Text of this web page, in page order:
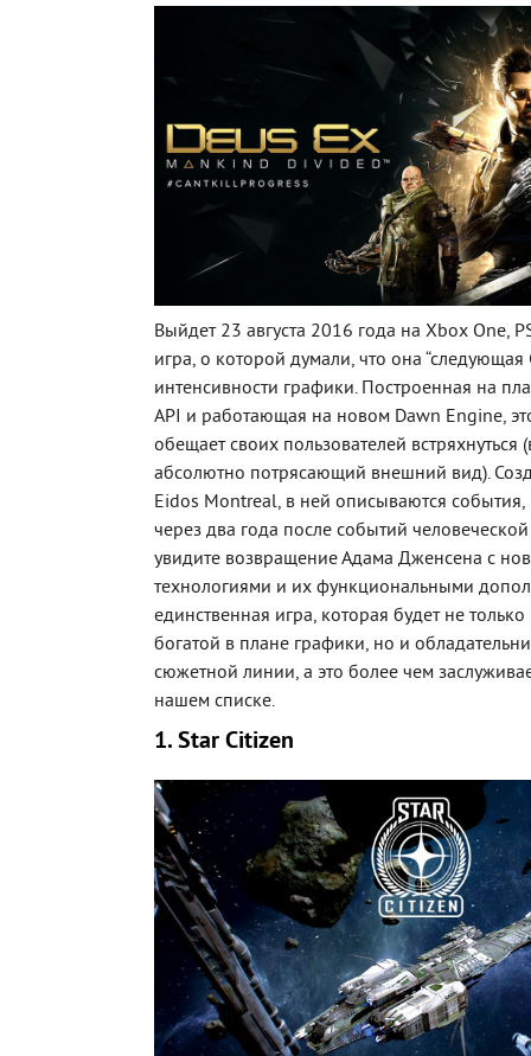
Выйдет 23 августа 2016 года на Xbox One,
игра, о которой думали, что она “следующая
интенсивности графики. Построенная на
API и работающая на новом Dawn Engine,
обещает своих пользователей встряхнуться
абсолютно потрясающий внешний вид).
Eidos Montreal, в ней описываются
через два года после событий
увидите возвращение Адама Дженсена с
технологиями и их функциональными
единственная игра, которая будет не
богатой в плане графики, но и
сюжетной линии, а это более чем
нашем списке.
1. Star Citizen